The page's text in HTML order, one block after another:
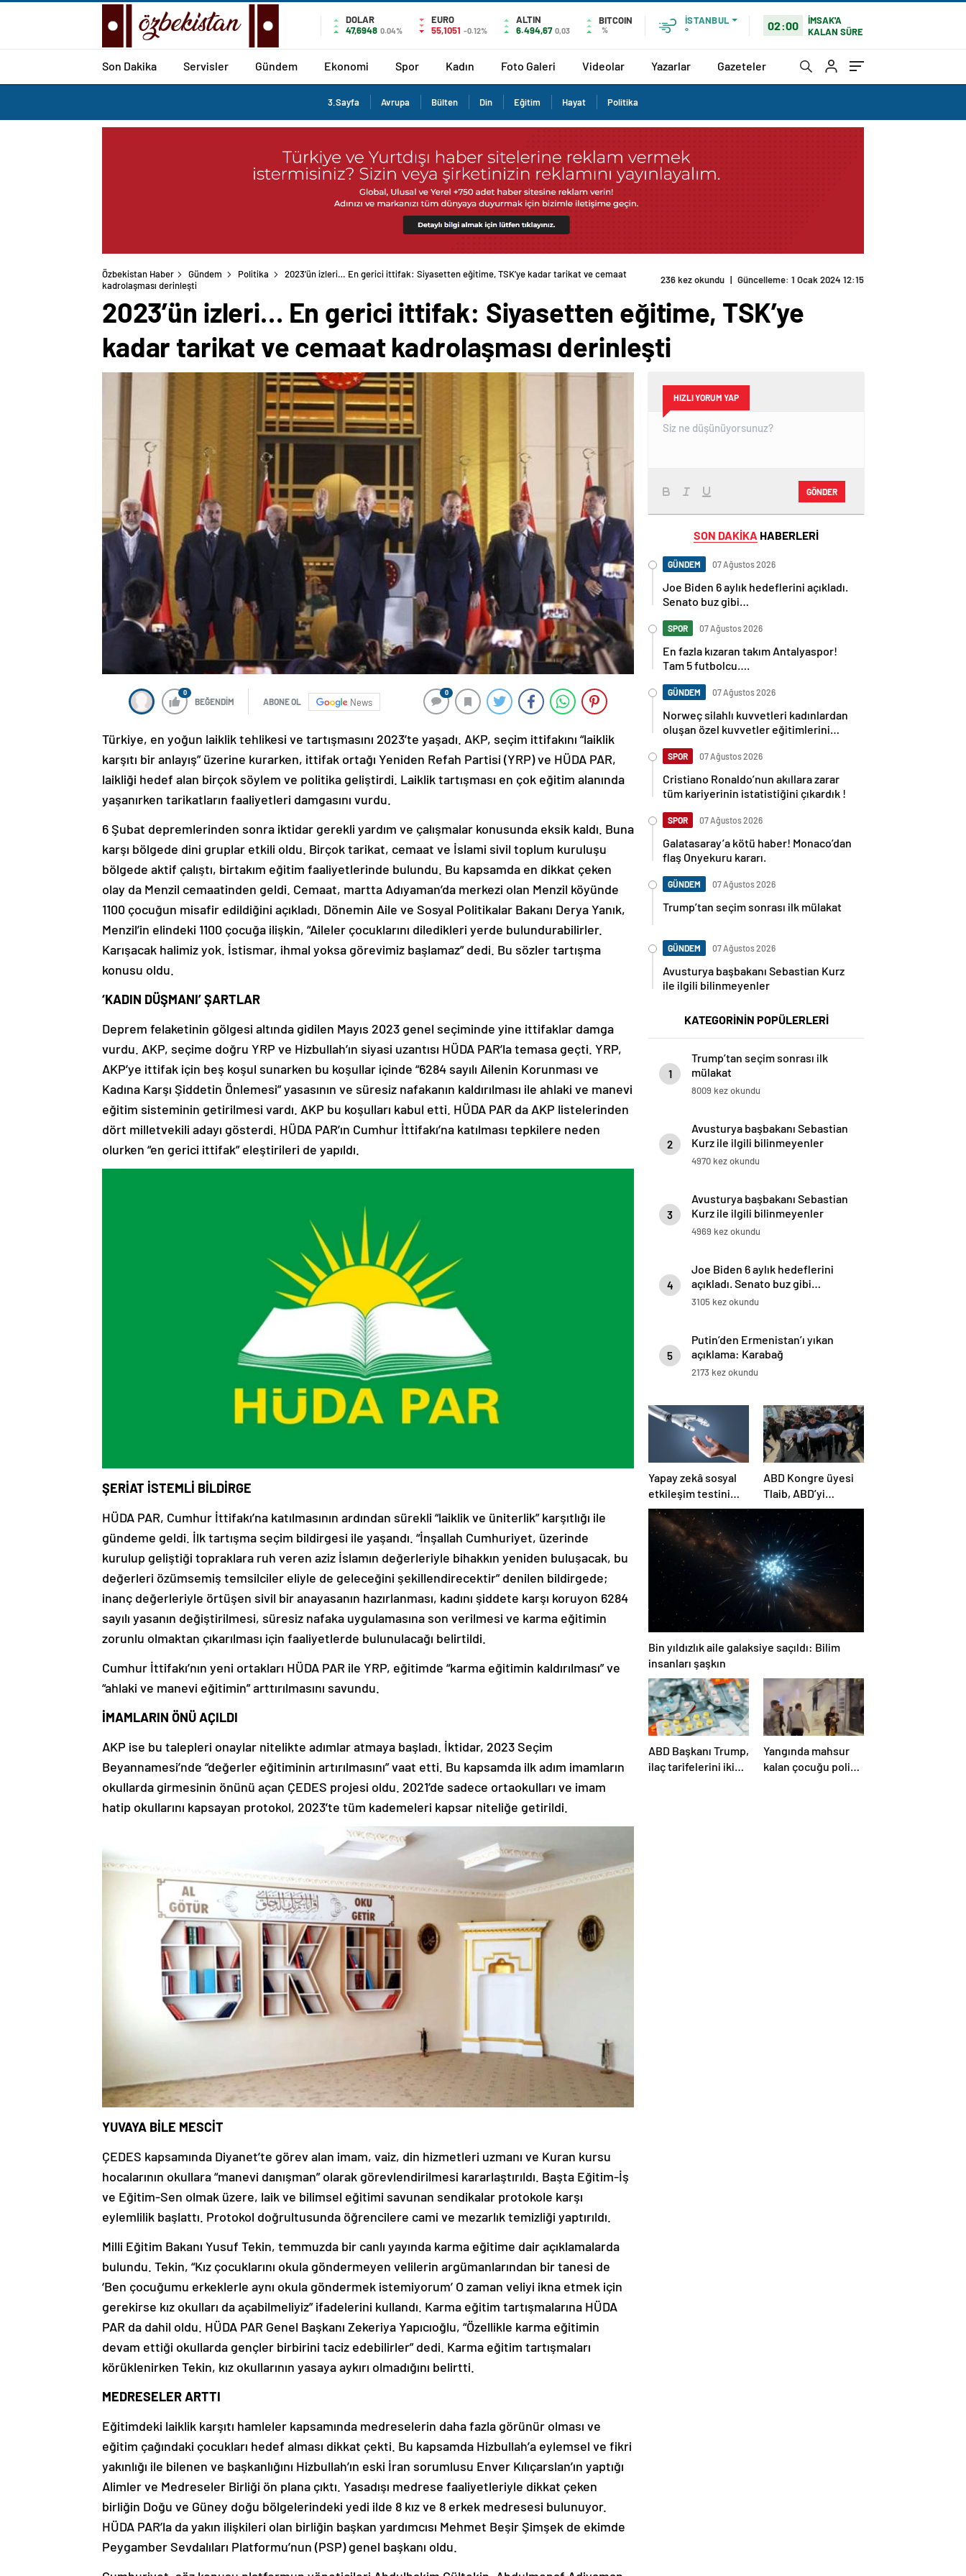
DOLAR
47,6948 0.04%
EURO
55,1051 -0.12%
ALTIN
6.494,67 0,03
BITCOIN
%
İSTANBUL
°
02:00
İMSAK'A
KALAN SÜRE
Son Dakika Servisler Gündem Ekonomi Spor Kadın Foto Galeri Videolar Yazarlar Gazeteler
3.Sayfa Avrupa Bülten Din Eğitim Hayat Politika
Özbekistan Haber Gündem Politika 2023’ün izleri… En gerici ittifak: Siyasetten eğitime, TSK’ye kadar tarikat ve cemaat kadrolaşması derinleşti
2023’ün izleri… En gerici ittifak: Siyasetten eğitime, TSK’ye
kadar tarikat ve cemaat kadrolaşması derinleşti
News
karşıtı bir anlayış” üzerine kurarken, ittifak ortağı Yeniden Refah Partisi (YRP) ve HÜDA PAR,
laikliği hedef alan birçok söylem ve politika geliştirdi. Laiklik tartışması en çok eğitim alanında
yaşanırken tarikatların faaliyetleri damgasını vurdu.
karşı bölgede dini gruplar etkili oldu. Birçok tarikat, cemaat ve İslami sivil toplum kuruluşu
bölgede aktif çalıştı, birtakım eğitim faaliyetlerinde bulundu. Bu kapsamda en dikkat çeken
olay da Menzil cemaatinden geldi. Cemaat, martta Adıyaman’da merkezi olan Menzil köyünde
1100 çocuğun misafir edildiğini açıkladı. Dönemin Aile ve Sosyal Politikalar Bakanı Derya Yanık,
Menzil’in elindeki 1100 çocuğa ilişkin, “Aileler çocuklarını diledikleri yerde bulundurabilirler.
Karışacak halimiz yok. İstismar, ihmal yoksa görevimiz başlamaz” dedi. Bu sözler tartışma
konusu oldu.
vurdu. AKP, seçime doğru YRP ve Hizbullah’ın siyasi uzantısı HÜDA PAR’la temasa geçti. YRP,
AKP’ye ittifak için beş koşul sunarken bu koşullar içinde “6284 sayılı Ailenin Korunması ve
Kadına Karşı Şiddetin Önlemesi” yasasının ve süresiz nafakanın kaldırılması ile ahlaki ve manevi
eğitim sisteminin getirilmesi vardı. AKP bu koşulları kabul etti. HÜDA PAR da AKP listelerinden
dört milletvekili adayı gösterdi. HÜDA PAR’ın Cumhur İttifakı’na katılması tepkilere neden
olurken “en gerici ittifak” eleştirileri de yapıldı.
gündeme geldi. İlk tartışma seçim bildirgesi ile yaşandı. “İnşallah Cumhuriyet, üzerinde
kurulup geliştiği topraklara ruh veren aziz İslamın değerleriyle bihakkın yeniden buluşacak, bu
değerleri özümsemiş temsilciler eliyle de geleceğini şekillendirecektir” denilen bildirgede;
inanç değerleriyle örtüşen sivil bir anayasanın hazırlanması, kadını şiddete karşı koruyon 6284
sayılı yasanın değiştirilmesi, süresiz nafaka uygulamasına son verilmesi ve karma eğitimin
zorunlu olmaktan çıkarılması için faaliyetlerde bulunulacağı belirtildi.
“ahlaki ve manevi eğitimin” arttırılmasını savundu.
Beyannamesi’nde “değerler eğitiminin artırılmasını” vaat etti. Bu kapsamda ilk adım imamların
okullarda girmesinin önünü açan ÇEDES projesi oldu. 2021’de sadece ortaokulları ve imam
hatip okullarını kapsayan protokol, 2023’te tüm kademeleri kapsar niteliğe getirildi.
hocalarının okullara “manevi danışman” olarak görevlendirilmesi kararlaştırıldı. Başta Eğitim-İş
ve Eğitim-Sen olmak üzere, laik ve bilimsel eğitimi savunan sendikalar protokole karşı
eylemlilik başlattı. Protokol doğrultusunda öğrencilere cami ve mezarlık temizliği yaptırıldı.
bulundu. Tekin, “Kız çocuklarını okula göndermeyen velilerin argümanlarından bir tanesi de
‘Ben çocuğumu erkeklerle aynı okula göndermek istemiyorum’ O zaman veliyi ikna etmek için
gerekirse kız okulları da açabilmeliyiz” ifadelerini kullandı. Karma eğitim tartışmalarına HÜDA
PAR da dahil oldu. HÜDA PAR Genel Başkanı Zekeriya Yapıcıoğlu, “Özellikle karma eğitimin
devam ettiği okullarda gençler birbirini taciz edebilirler” dedi. Karma eğitim tartışmaları
körüklenirken Tekin, kız okullarının yasaya aykırı olmadığını belirtti.
eğitim çağındaki çocukları hedef alması dikkat çekti. Bu kapsamda Hizbullah’a eylemsel ve fikri
yakınlığı ile bilenen ve başkanlığını Hizbullah’ın eski İran sorumlusu Enver Kılıçarslan’ın yaptığı
Alimler ve Medreseler Birliği ön plana çıktı. Yasadışı medrese faaliyetleriyle dikkat çeken
birliğin Doğu ve Güney doğu bölgelerindeki yedi ilde 8 kız ve 8 erkek medresesi bulunuyor.
HÜDA PAR’la da yakın ilişkileri olan birliğin başkan yardımcısı Mehmet Beşir Şimşek de ekimde
Peygamber Sevdalıları Platformu’nun (PSP) genel başkanı oldu.
HIZLI YORUM YAP
GÖNDER
Joe Biden 6 aylık hedeflerini açıkladı.
Senato buz gibi…
En fazla kızaran takım Antalyaspor!
Tam 5 futbolcu….
Norweç silahlı kuvvetleri kadınlardan
oluşan özel kuvvetler eğitimlerini
başlattı.
Cristiano Ronaldo’nun akıllara zarar
tüm kariyerinin istatistiğini çıkardık !
Galatasaray’a kötü haber! Monaco’dan
flaş Onyekuru kararı.
Trump’tan seçim sonrası ilk mülakat
Avusturya başbakanı Sebastian Kurz
ile ilgili bilinmeyenler
1
mülakat
8009 kez okundu
2
Kurz ile ilgili bilinmeyenler
4970 kez okundu
3
Kurz ile ilgili bilinmeyenler
4969 kez okundu
4
açıkladı. Senato buz gibi…
3105 kez okundu
5
açıklama: Karabağ
Azerbaycan’ın ayrılmaz bir
parçasıdır!
2173 kez okundu
Yapay zekâ sosyal
etkileşim testini
geçemedi
ABD Kongre üyesi
Tlaib, ABD’yi
Filistin’deki
“soykırımda suç
ortağı” olmakla
itham etti
Bin yıldızlık aile galaksiye saçıldı: Bilim
insanları şaşkın
ABD Başkanı Trump,
ilaç tarifelerini iki
hafta içinde
Yangında mahsur
kalan çocuğu polis
kurtardı